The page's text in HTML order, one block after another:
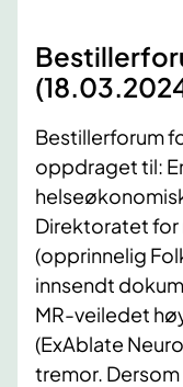
Bestillerforum
oppdraget til:
Direktoratet
(opprinnelig
innsendt
MR-veiledet
(ExAblate
tremor.